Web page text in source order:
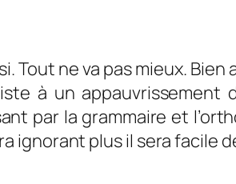
Tout ne va pas mieux.
à un
par la grammaire et
ignorant plus il sera